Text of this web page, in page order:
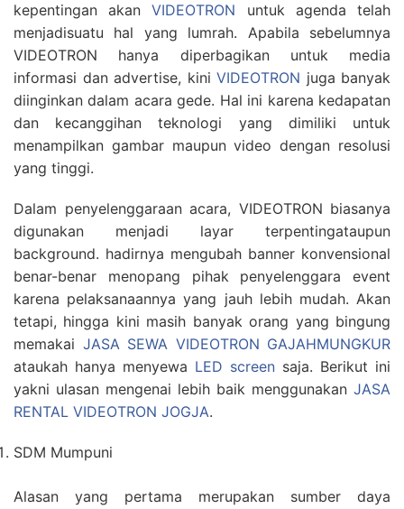
kepentingan akan VIDEOTRON untuk agenda telah
menjadisuatu hal yang lumrah. Apabila sebelumnya
VIDEOTRON hanya diperbagikan untuk media
informasi dan advertise, kini VIDEOTRON juga banyak
diinginkan dalam acara gede. Hal ini karena kedapatan
dan kecanggihan teknologi yang dimiliki untuk
menampilkan gambar maupun video dengan resolusi
yang tinggi.
Dalam penyelenggaraan acara, VIDEOTRON biasanya
digunakan menjadi layar terpentingataupun
background. hadirnya mengubah banner konvensional
benar-benar menopang pihak penyelenggara event
karena pelaksanaannya yang jauh lebih mudah. Akan
tetapi, hingga kini masih banyak orang yang bingung
memakai JASA SEWA VIDEOTRON GAJAHMUNGKUR
ataukah hanya menyewa LED screen saja. Berikut ini
yakni ulasan mengenai lebih baik menggunakan JASA
RENTAL VIDEOTRON JOGJA.
SDM Mumpuni
Alasan yang pertama merupakan sumber daya